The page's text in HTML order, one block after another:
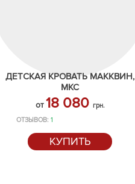
ДЕТСКАЯ КРОВАТЬ МАККВИН,
МКС
от 18 080 грн.
ОТЗЫВОВ: 1
КУПИТЬ